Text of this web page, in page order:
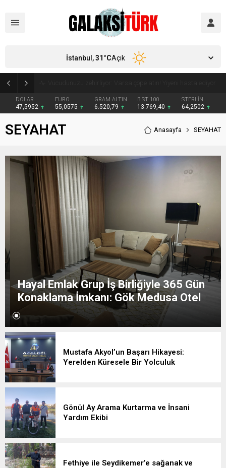
DOLAR
47,5952
EURO
55,0575
GRAM ALTIN
6.520,79
BIST 100
13.769,40
STERLİN
64,2502
İstanbul,31°CAçık
SEYAHAT Anasayfa SEYAHAT
Hayal Emlak Grup İş Birliğiyle 365 Gün
Konaklama İmkanı: Gök Medusa Otel
Mustafa Akyol’un Başarı Hikayesi:
Yerelden Küresele Bir Yolculuk
Gönül Ay Arama Kurtarma ve İnsani
Yardım Ekibi
Fethiye ile Seydikemer’e sağanak ve